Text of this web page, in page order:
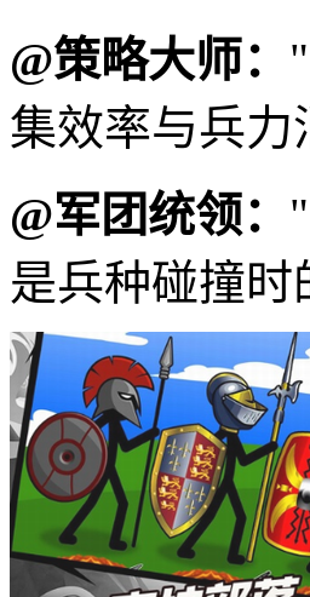
@策略大师：
集效率与兵
@军团统领：
是兵种碰撞